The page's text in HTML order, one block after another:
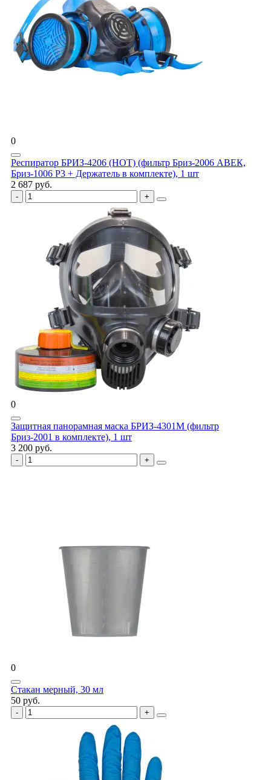
0
Респиратор БРИЗ-4206 (НОТ) (фильтр Бриз-2006 АВЕК,
Бриз-1006 Р3 + Держатель в комплекте), 1 шт
2 687 руб.
0
Защитная панорамная маска БРИЗ-4301М (фильтр
Бриз-2001 в комплекте), 1 шт
3 200 руб.
0
Стакан мерный, 30 мл
50 руб.